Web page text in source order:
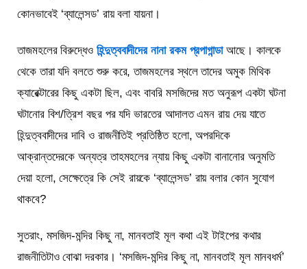
কোনভাবেই ‘ব্যালেন্সড’ রায় বলা যায়না।
তাজমহলের বিরুদ্ধেও হিন্দুত্ববাদীদের নানা রকম প্রপাগান্ডাআছে। কালকে
থেকে তারা যদি বলতে শুরু করে, তাজমহলের স্থলে তাদের অমুক মিথিক
ক্যারেক্টারের কিছু একটা ছিল, এবং বাবরি মসজিদের মত অনুরূপ একটা ঘটনা
ঘটানোর বিশ/ত্রিশ বছর পর যদি ভারতের আদালত এমন রায় দেয় যাতে
হিন্দুত্ববাদীদের দাবি ও রাজনীতিই প্রতিষ্ঠিত হলো, অপরদিকে
আক্রান্তদেরকে অন্যত্র তাহমহলের ন্যায় কিছু একটা বানানোর অনুমতি
দেয়া হলো, সেক্ষেত্রে কি সেই রায়কে ‘ব্যালেন্সড’ রায় বলার কোন সুযোগ
থাকবে?
সুতরাং, মসজিদ-মন্দির কিছু না, মানবতাই মূল কথা এই টাইপের কথার
রাজনীতিটাও বোঝা দরকার। ‘মসজিদ-মন্দির কিছু না, মানবতাই মূল মানবধর্ম’